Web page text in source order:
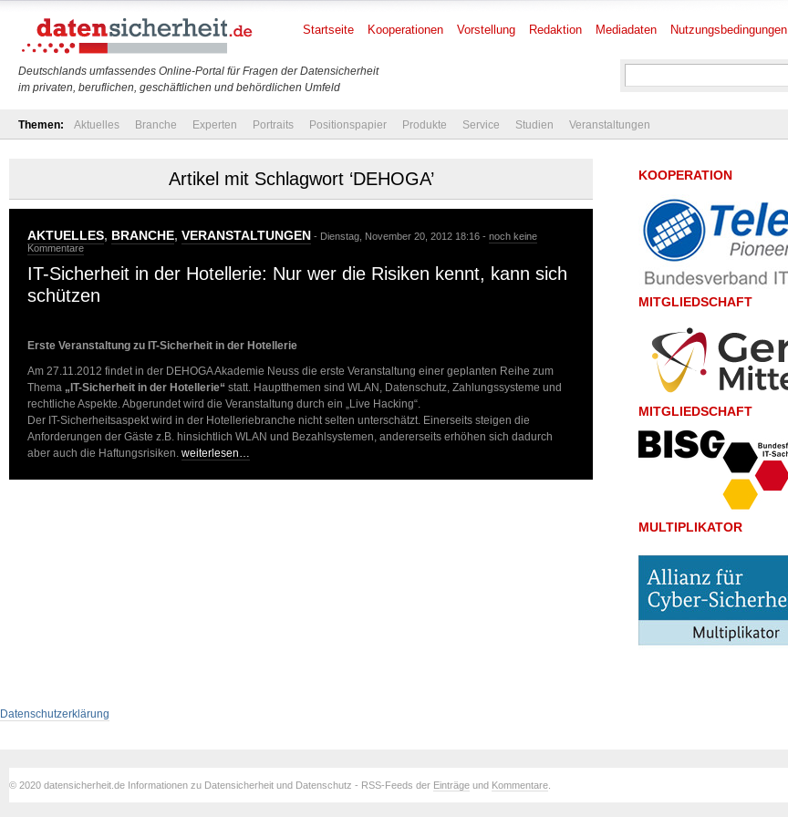
Deutschlands umfassendes Online-Portal für Fragen der Datensicherheit
im privaten, beruflichen, geschäftlichen und behördlichen Umfeld
Startseite Kooperationen Vorstellung Redaktion Mediadaten Nutzungsbedingungen
Themen: Aktuelles Branche Experten Portraits Positionspapier Produkte Service Studien Veranstaltungen
Artikel mit Schlagwort ‘DEHOGA’
AKTUELLES, BRANCHE, VERANSTALTUNGEN - Dienstag, November 20, 2012 18:16 - noch keine
Kommentare
IT-Sicherheit in der Hotellerie: Nur wer die Risiken kennt, kann sich
schützen
Erste Veranstaltung zu IT-Sicherheit in der Hotellerie
Am 27.11.2012 findet in der DEHOGA Akademie Neuss die erste Veranstaltung einer geplanten Reihe zum
Thema „IT-Sicherheit in der Hotellerie“ statt. Hauptthemen sind WLAN, Datenschutz, Zahlungssysteme und
rechtliche Aspekte. Abgerundet wird die Veranstaltung durch ein „Live Hacking“.
Der IT-Sicherheitsaspekt wird in der Hotelleriebranche nicht selten unterschätzt. Einerseits steigen die
Anforderungen der Gäste z.B. hinsichtlich WLAN und Bezahlsystemen, andererseits erhöhen sich dadurch
aber auch die Haftungsrisiken. weiterlesen…
KOOPERATION
MITGLIEDSCHAFT
MITGLIEDSCHAFT
MULTIPLIKATOR
Datenschutzerklärung
© 2020 datensicherheit.de Informationen zu Datensicherheit und Datenschutz - RSS-Feeds der Einträge und Kommentare